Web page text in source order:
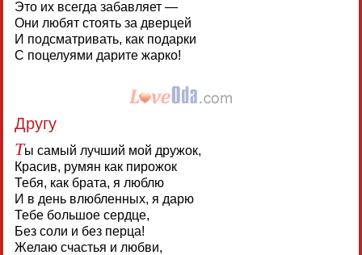
Это их всегда забавляет —
Они любят стоять за дверцей
И подсматривать, как подарки
С поцелуями дарите жарко!
Другу
Ты самый лучший мой дружок,
Красив, румян как пирожок
Тебя, как брата, я люблю
И в день влюбленных, я дарю
Тебе большое сердце,
Без соли и без перца!
Желаю счастья и любви,